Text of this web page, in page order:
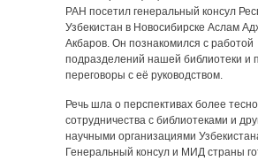
РАН посетил генеральный консул
Узбекистан в Новосибирске Аслам
Акбаров. Он познакомился с работой
подразделений нашей библиотеки и
переговоры с её руководством.
Речь шла о перспективах более
сотрудничества с библиотеками и
научными организациями
Генеральный консул и МИД страны